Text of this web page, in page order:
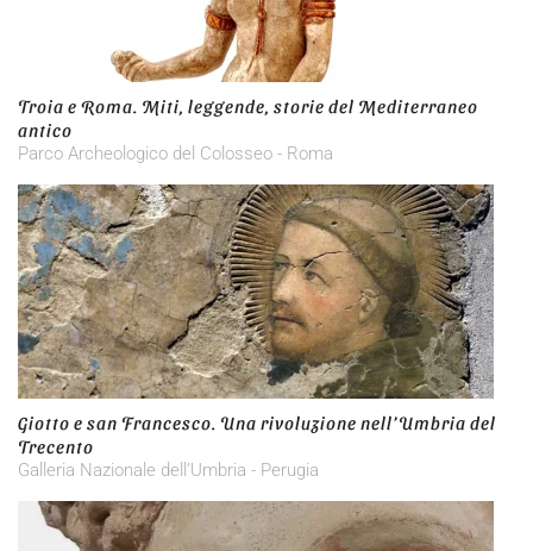
Troia e Roma. Miti, leggende, storie del Mediterraneo
antico
Parco Archeologico del Colosseo - Roma
Giotto e san Francesco. Una rivoluzione nell’Umbria del
Trecento
Galleria Nazionale dell’Umbria - Perugia